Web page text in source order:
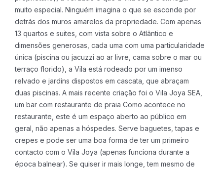
muito especial. Ninguém imagina o que se esconde por
detrás dos muros amarelos da propriedade. Com apenas
13 quartos e suites, com vista sobre o Atlântico e
dimensões generosas, cada uma com uma particularidade
única (piscina ou jacuzzi ao ar livre, cama sobre o mar ou
terraço florido), a Vila está rodeado por um imenso
relvado e jardins dispostos em cascata, que abraçam
duas piscinas. A mais recente criação foi o Vila Joya SEA,
um bar com restaurante de praia Como acontece no
restaurante, este é um espaço aberto ao público em
geral, não apenas a hóspedes. Serve baguetes, tapas e
crepes e pode ser uma boa forma de ter um primeiro
contacto com o Vila Joya (apenas funciona durante a
época balnear). Se quiser ir mais longe, tem mesmo de